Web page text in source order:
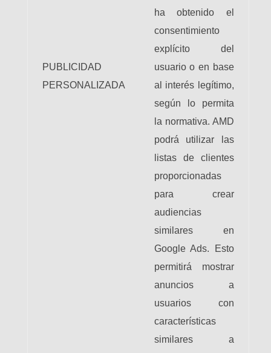
PUBLICIDAD
PERSONALIZADA
ha obtenido el
consentimiento
explícito del
usuario o en base
al interés legítimo,
según lo permita
la normativa. AMD
podrá utilizar las
listas de clientes
proporcionadas
para crear
audiencias
similares en
Google Ads. Esto
permitirá mostrar
anuncios a
usuarios con
características
similares a